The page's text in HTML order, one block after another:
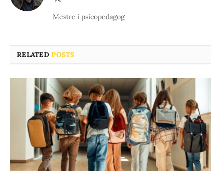
Mestre i psicopedagog
RELATEDPOSTS